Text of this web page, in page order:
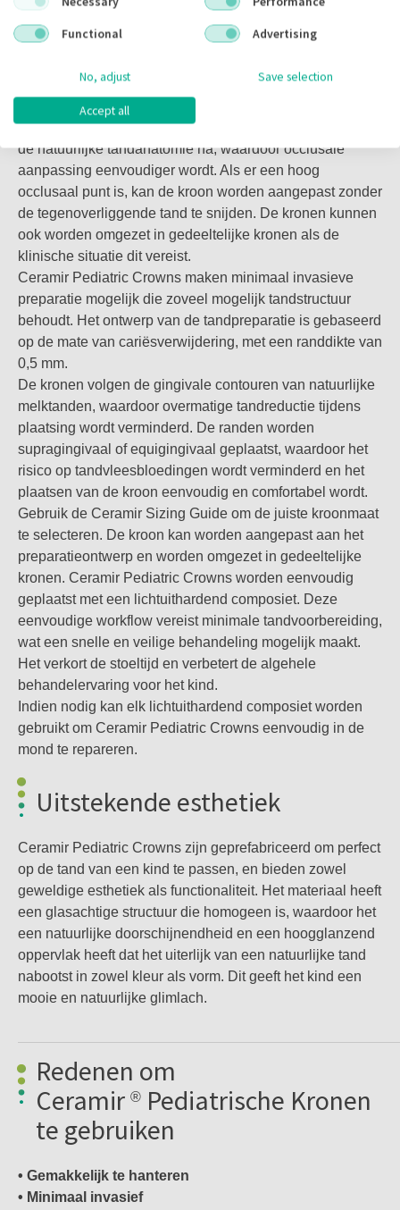
gebruikt om Ceramir Pediatric Crowns eenvoudig in de
mond te repareren.
op de tand van een kind te passen, en bieden zowel
geweldige esthetiek als functionaliteit. Het materiaal heeft
een glasachtige structuur die homogeen is, waardoor het
een natuurlijke doorschijnendheid en een hoogglanzend
oppervlak heeft dat het uiterlijk van een natuurlijke tand
nabootst in zowel kleur als vorm. Dit geeft het kind een
mooie en natuurlijke glimlach.
Redenen om Ceramir ® Pediatrische Kronen te gebruiken
• Gemakkelijk te hanteren
• Minimaal invasief
• Uitstekende esthetiek
• Biocompatibel
Gemakkelijk te hanteren en
minimaal invasief
Ceramir Pediatric Crowns zijn geprefabriceerd voor
melktanden van alle maten en kunnen eenvoudig worden
aangepast aan de morfologie van uw patiënt. Ze bootsen
de natuurlijke tandanatomie na, waardoor occlusale
aanpassing eenvoudiger wordt. Als er een hoog
occlusaal punt is, kan de kroon worden aangepast zonder
de tegenoverliggende tand te snijden. De kronen kunnen
ook worden omgezet in gedeeltelijke kronen als de
klinische situatie dit vereist.
Ceramir Pediatric Crowns maken minimaal invasieve
preparatie mogelijk die zoveel mogelijk tandstructuur
behoudt. Het ontwerp van de tandpreparatie is gebaseerd
op de mate van cariësverwijdering, met een randdikte van
0,5 mm.
De kronen volgen de gingivale contouren van natuurlijke
melktanden, waardoor overmatige tandreductie tijdens
plaatsing wordt verminderd. De randen worden
supragingivaal of equigingivaal geplaatst, waardoor het
risico op tandvleesbloedingen wordt verminderd en het
plaatsen van de kroon eenvoudig en comfortabel wordt.
Gebruik de Ceramir Sizing Guide om de juiste kroonmaat
te selecteren. De kroon kan worden aangepast aan het
preparatieontwerp en worden omgezet in gedeeltelijke
kronen. Ceramir Pediatric Crowns worden eenvoudig
geplaatst met een lichtuithardend composiet. Deze
eenvoudige workflow vereist minimale tandvoorbereiding,
wat een snelle en veilige behandeling mogelijk maakt.
Het verkort de stoeltijd en verbetert de algehele
behandelervaring voor het kind.
Indien nodig kan elk lichtuithardend composiet worden
gebruikt om Ceramir Pediatric Crowns eenvoudig in de
mond te repareren.
Uitstekende esthetiek
Ceramir Pediatric Crowns zijn geprefabriceerd om perfect
op de tand van een kind te passen, en bieden zowel
geweldige esthetiek als functionaliteit. Het materiaal heeft
een glasachtige structuur die homogeen is, waardoor het
een natuurlijke doorschijnendheid en een hoogglanzend
oppervlak heeft dat het uiterlijk van een natuurlijke tand
nabootst in zowel kleur als vorm. Dit geeft het kind een
mooie en natuurlijke glimlach.
Redenen om
Ceramir ® Pediatrische Kronen
te gebruiken
• Gemakkelijk te hanteren
• Minimaal invasief
Functional
Advertising
No, adjust Save selection
Accept all